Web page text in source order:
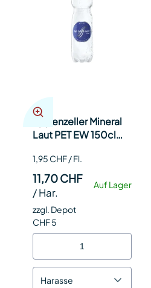
Appenzeller Mineral
Laut PET EW 150cl
1,95 CHF / Fl.
Auf Lager
11,70 CHF
/Har.
zzgl. Depot
CHF 5
Harasse